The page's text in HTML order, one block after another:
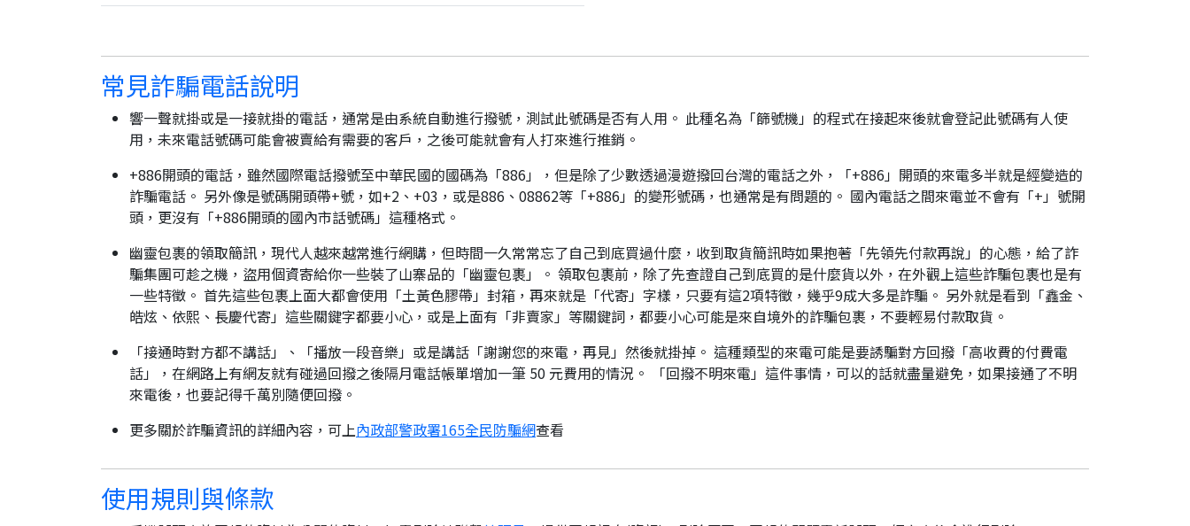
常見詐騙電話說明
響一聲就掛或是一接就掛的電話，通常是由系統自動進行撥號，測試此號碼是否有人用。 此種名為「篩號機」的程式在接起來後就會登記此號碼有人使
用，未來電話號碼可能會被賣給有需要的客戶，之後可能就會有人打來進行推銷。
+886開頭的電話，雖然國際電話撥號至中華民國的國碼為「886」，但是除了少數透過漫遊撥回台灣的電話之外，「+886」開頭的來電多半就是經變造的
詐騙電話。 另外像是號碼開頭帶+號，如+2、+03，或是886、08862等「+886」的變形號碼，也通常是有問題的。 國內電話之間來電並不會有「+」號開
頭，更沒有「+886開頭的國內市話號碼」這種格式。
幽靈包裹的領取簡訊，現代人越來越常進行網購，但時間一久常常忘了自己到底買過什麼，收到取貨簡訊時如果抱著「先領先付款再說」的心態，給了詐
騙集團可趁之機，盜用個資寄給你一些裝了山寨品的「幽靈包裹」。 領取包裹前，除了先查證自己到底買的是什麼貨以外，在外觀上這些詐騙包裹也是有
一些特徵。 首先這些包裹上面大都會使用「土黃色膠帶」封箱，再來就是「代寄」字樣，只要有這2項特徵，幾乎9成大多是詐騙。 另外就是看到「鑫金、
皓炫、依熙、長慶代寄」這些關鍵字都要小心，或是上面有「非賣家」等關鍵詞，都要小心可能是來自境外的詐騙包裹，不要輕易付款取貨。
「接通時對方都不講話」、「播放一段音樂」或是講話「謝謝您的來電，再見」然後就掛掉。 這種類型的來電可能是要誘騙對方回撥「高收費的付費電
話」，在網路上有網友就有碰過回撥之後隔月電話帳單增加一筆 50 元費用的情況。 「回撥不明來電」這件事情，可以的話就盡量避免，如果接通了不明
來電後，也要記得千萬別隨便回撥。
更多關於詐騙資訊的詳細內容，可上內政部警政署165全民防騙網查看
使用規則與條款